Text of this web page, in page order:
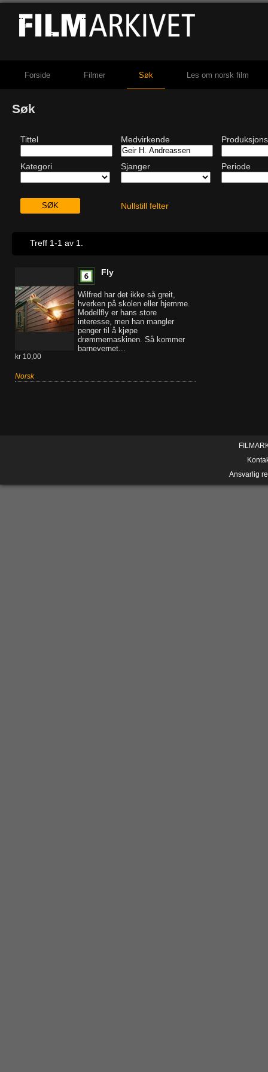
Forside Filmer Søk Les om norsk film
Søk
Tittel Medvirkende
Kategori Sjanger Periode
Nullstill felter
Treff 1-1 av 1.
Fly
Wilfred har det ikke så greit,
hverken på skolen eller hjemme.
Modellfly er hans store
interesse, men han mangler
penger til å kjøpe
drømmemaskinen. Så kommer
barnevernet...
kr 10,00
Norsk
Ansvarlig